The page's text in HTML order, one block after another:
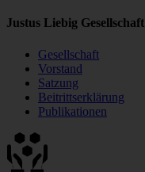
Justus Liebig Gesellschaft
Gesellschaft
Vorstand
Satzung
Beitrittserklärung
Publikationen